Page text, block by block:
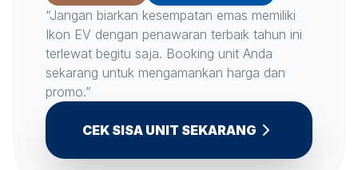
“Jangan biarkan kesempatan emas memiliki
Ikon EV dengan penawaran terbaik tahun ini
terlewat begitu saja. Booking unit Anda
sekarang untuk mengamankan harga dan
promo.”
CEK SISA UNIT SEKARANG